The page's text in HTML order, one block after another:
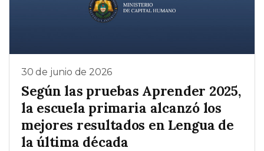
30 de junio de 2026
Según las pruebas Aprender 2025,
la escuela primaria alcanzó los
mejores resultados en Lengua de
la última década